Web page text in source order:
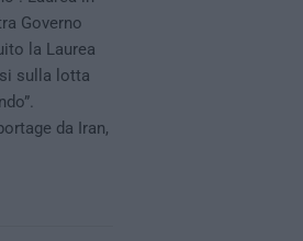
Governo
la Laurea
sulla lotta
da Iran,